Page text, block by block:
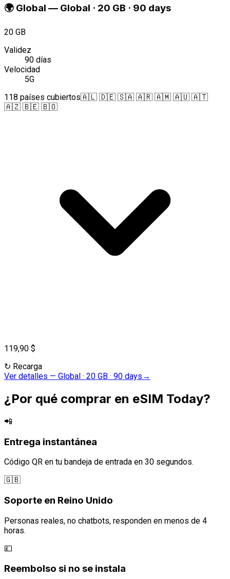
🌍 Global — Global · 20 GB · 90 days
20 GB
Validez
90 días
Velocidad
5G
118 países cubiertos🇦🇱 🇩🇪 🇸🇦 🇦🇷 🇦🇲 🇦🇺 🇦🇹
🇦🇿 🇧🇪 🇧🇴
119,90 $
↻ Recarga
Ver detalles — Global · 20 GB · 90 days →
¿Por qué comprar en eSIM Today?
📲
Entrega instantánea
Código QR en tu bandeja de entrada en 30 segundos.
🇬🇧
Soporte en Reino Unido
Personas reales, no chatbots, responden en menos de 4
horas.
💷
Reembolso si no se instala